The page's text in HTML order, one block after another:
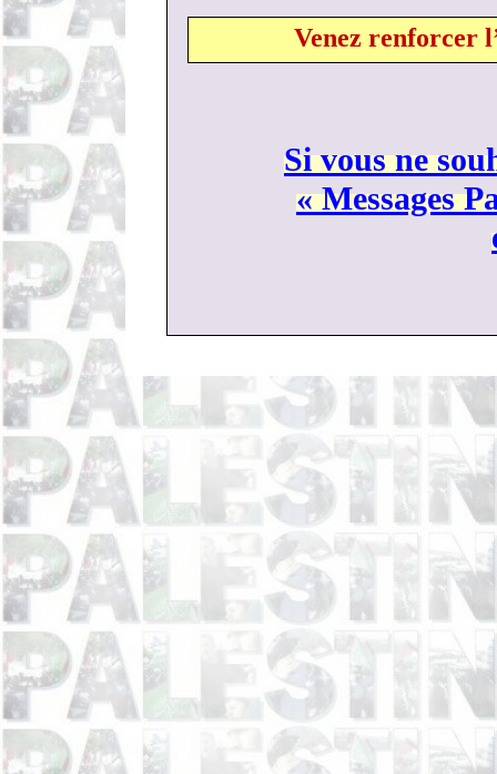
Venez renforcer
Si vous ne
« Messages